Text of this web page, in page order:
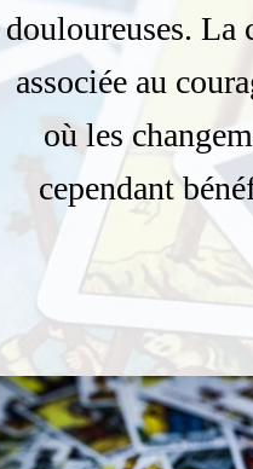
douloureuses. La
associée au
où les
cependant